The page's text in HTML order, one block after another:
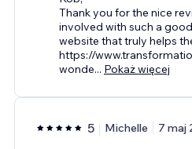
Thank you for the nice
involved with such a
website that truly helps
https://
wonde... Pokaż więcej
5 Michelle 7 maj